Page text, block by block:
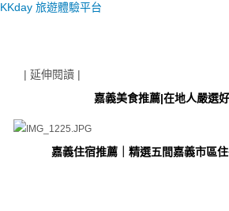
KKday 旅遊體驗平台
| 延伸閱讀 |
嘉義美食推薦|在地人嚴選
嘉義住宿推薦｜精選五間嘉義市區